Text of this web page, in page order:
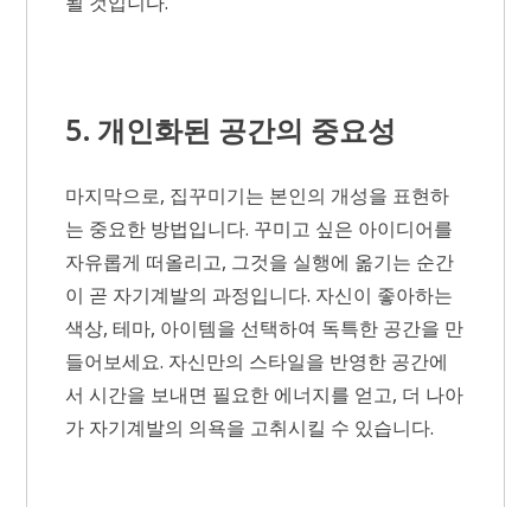
5. 개인화된 공간의 중요성
마지막으로, 집꾸미기는 본인의 개성을 표현하
는 중요한 방법입니다. 꾸미고 싶은 아이디어를
자유롭게 떠올리고, 그것을 실행에 옮기는 순간
이 곧 자기계발의 과정입니다. 자신이 좋아하는
색상, 테마, 아이템을 선택하여 독특한 공간을 만
들어보세요. 자신만의 스타일을 반영한 공간에
서 시간을 보내면 필요한 에너지를 얻고, 더 나아
가 자기계발의 의욕을 고취시킬 수 있습니다.